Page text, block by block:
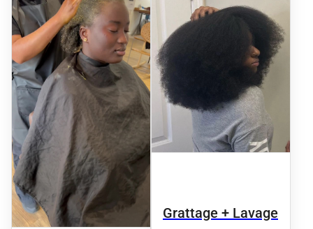
Grattage + Lavage